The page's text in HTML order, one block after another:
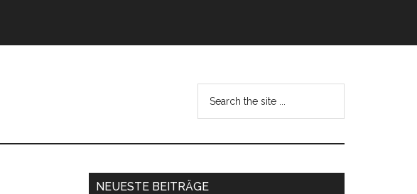
NEUESTE BEITRÄGE